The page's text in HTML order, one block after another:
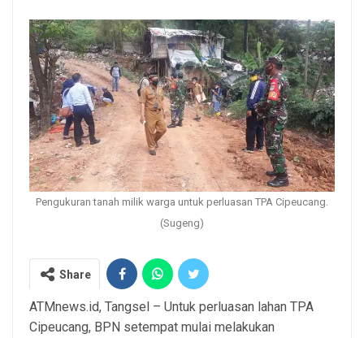
Pengukuran tanah milik warga untuk perluasan TPA Cipeucang.
(Sugeng)
Share
ATMnews.id, Tangsel – Untuk perluasan lahan TPA
Cipeucang, BPN setempat mulai melakukan